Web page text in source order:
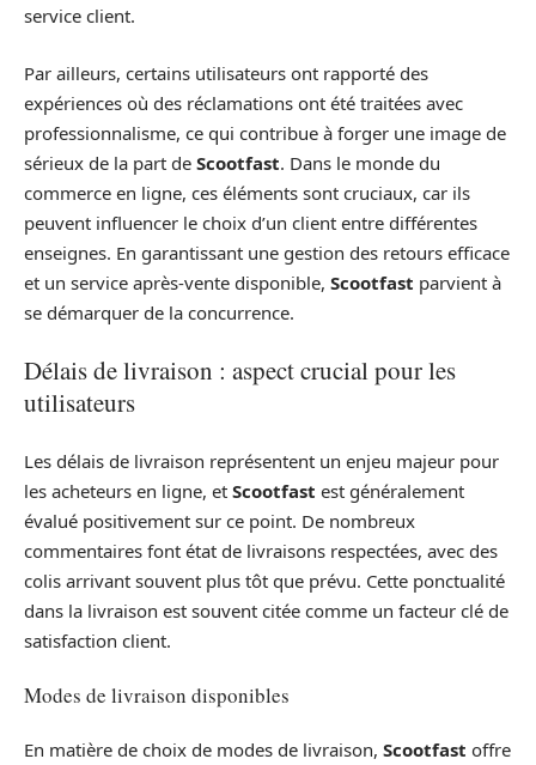
service client.
Par ailleurs, certains utilisateurs ont rapporté des
expériences où des réclamations ont été traitées avec
professionnalisme, ce qui contribue à forger une image de
sérieux de la part de Scootfast. Dans le monde du
commerce en ligne, ces éléments sont cruciaux, car ils
peuvent influencer le choix d’un client entre différentes
enseignes. En garantissant une gestion des retours efficace
et un service après-vente disponible, Scootfast parvient à
se démarquer de la concurrence.
Délais de livraison : aspect crucial pour les
utilisateurs
Les délais de livraison représentent un enjeu majeur pour
les acheteurs en ligne, et Scootfast est généralement
évalué positivement sur ce point. De nombreux
commentaires font état de livraisons respectées, avec des
colis arrivant souvent plus tôt que prévu. Cette ponctualité
dans la livraison est souvent citée comme un facteur clé de
satisfaction client.
Modes de livraison disponibles
En matière de choix de modes de livraison, Scootfast offre